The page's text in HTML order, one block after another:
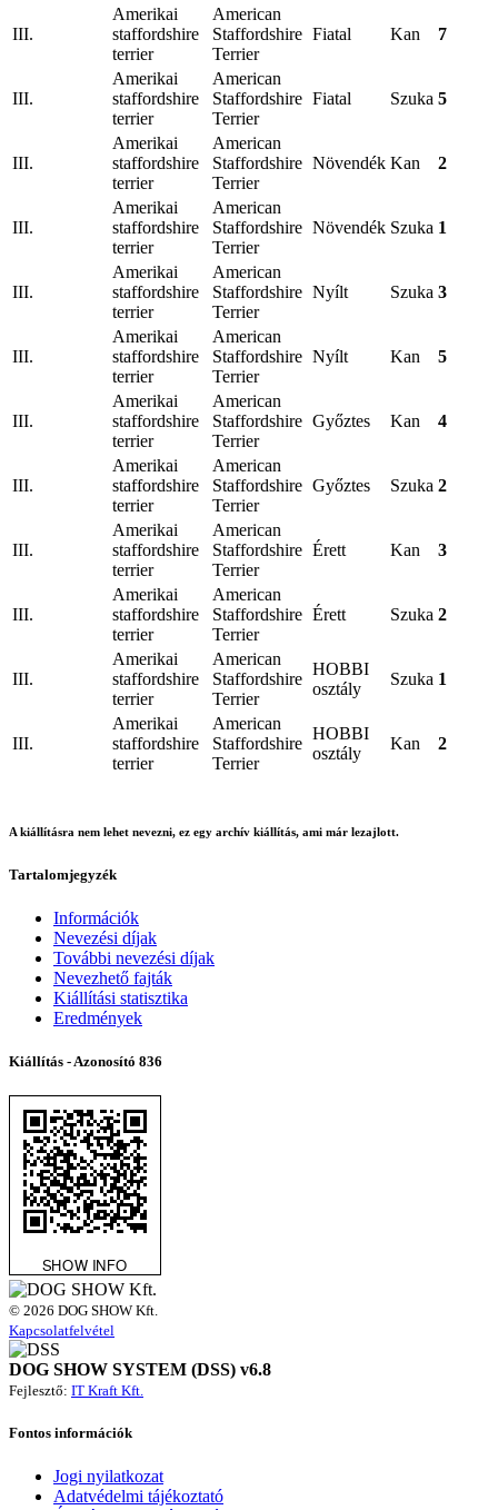
III.
Amerikai
staffordshire
terrier
American
Staffordshire
Terrier
Fiatal Kan 7
III.
Amerikai
staffordshire
terrier
American
Staffordshire
Terrier
Fiatal Szuka 5
III.
Amerikai
staffordshire
terrier
American
Staffordshire
Terrier
Növendék Kan 2
III.
Amerikai
staffordshire
terrier
American
Staffordshire
Terrier
Növendék Szuka 1
III.
Amerikai
staffordshire
terrier
American
Staffordshire
Terrier
Nyílt Szuka 3
III.
Amerikai
staffordshire
terrier
American
Staffordshire
Terrier
Nyílt Kan 5
III.
Amerikai
staffordshire
terrier
American
Staffordshire
Terrier
Győztes Kan 4
III.
Amerikai
staffordshire
terrier
American
Staffordshire
Terrier
Győztes Szuka 2
III.
Amerikai
staffordshire
terrier
American
Staffordshire
Terrier
Érett Kan 3
III.
Amerikai
staffordshire
terrier
American
Staffordshire
Terrier
Érett Szuka 2
III.
Amerikai
staffordshire
terrier
American
Staffordshire
Terrier
HOBBI
osztály
Szuka 1
III.
Amerikai
staffordshire
terrier
American
Staffordshire
Terrier
HOBBI
osztály
Kan 2
A kiállításra nem lehet nevezni, ez egy archív kiállítás, ami már lezajlott.
Tartalomjegyzék
Információk
Nevezési díjak
További nevezési díjak
Nevezhető fajták
Kiállítási statisztika
Eredmények
Kiállítás - Azonosító 836
© 2026 DOG SHOW Kft.
Kapcsolatfelvétel
DOG SHOW SYSTEM (DSS) v6.8
Fejlesztő: IT Kraft Kft.
Fontos információk
Jogi nyilatkozat
Adatvédelmi tájékoztató